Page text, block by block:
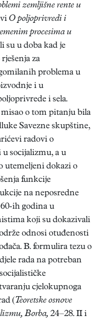
zemljišne rente u
O poljoprivredi i
procesima u
su u doba kad je
za
problema u
i u
i sela.
o tom pitanju bila
Savezne skupštine,
radovi o
socijalizmu, a u
utemeljeni dokazi o
funkcije
na neposredne
ih godina u
koji su dokazivali
odnosi otuđenosti
B. formulira tezu o
rada na potreban
cjelokupnoga
(Teoretske osnove
Borba, 24–28. II i